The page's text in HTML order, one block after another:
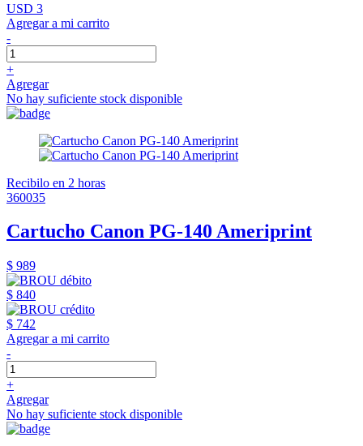
USD 3
Agregar a mi carrito
-
+
Agregar
No hay suficiente stock disponible
Recibilo en 2 horas
360035
Cartucho Canon PG-140 Ameriprint
$ 989
$ 840
$ 742
Agregar a mi carrito
-
+
Agregar
No hay suficiente stock disponible